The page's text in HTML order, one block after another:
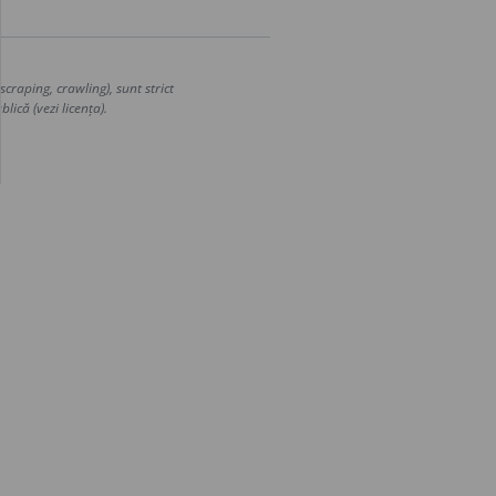
crawling), sunt strict
(vezi licența).